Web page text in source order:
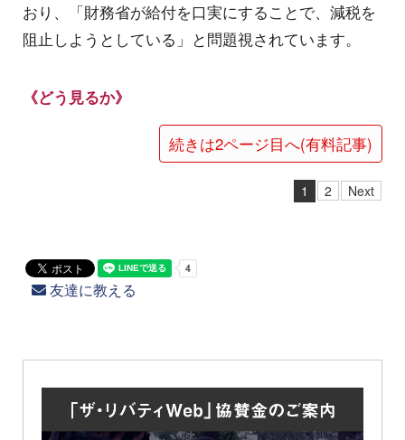
おり、「財務省が給付を口実にすることで、減税を
阻止しようとしている」と問題視されています。
《どう見るか》
続きは2ページ目へ(有料記事)
1 2 Next
友達に教える